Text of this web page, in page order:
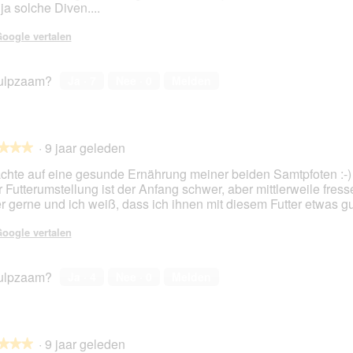
solche Diven....
vertalen
· 9 jaar geleden
auf eine gesunde Ernährung meiner beiden Samtpfoten :-
Futterumstellung ist der Anfang schwer, aber mittlerweile
gerne und ich weiß, dass ich ihnen mit diesem Futter etwas
vertalen
· 9 jaar geleden